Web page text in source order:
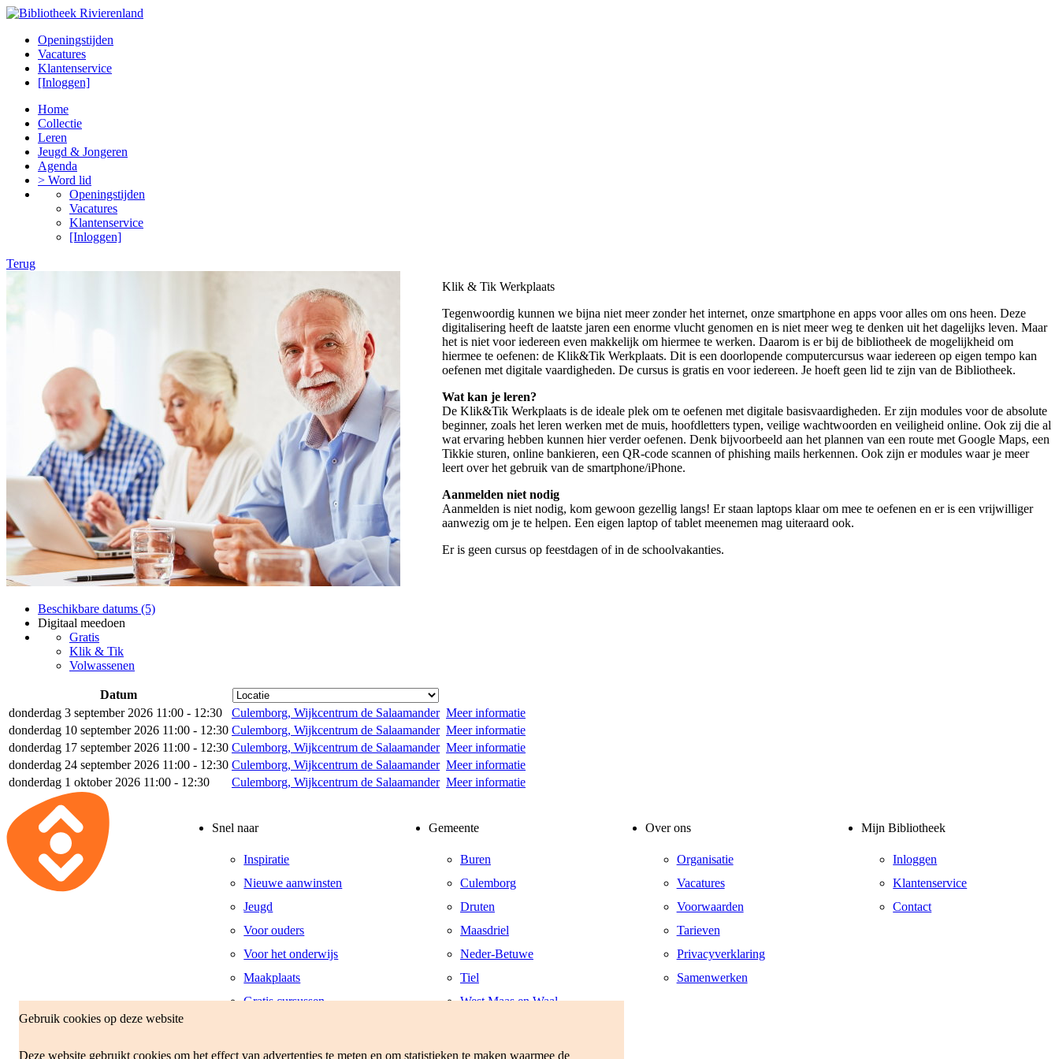
Gebruik cookies op deze website
Deze website gebruikt cookies om het effect van advertenties te meten en om statistieken te maken waarmee de
Openingstijden
Vacatures
Klantenservice
[Inloggen]
Home
Collectie
Leren
Jeugd & Jongeren
Agenda
> Word lid
Openingstijden
Vacatures
Klantenservice
[Inloggen]
Terug
Beschikbare datums (5)
Digitaal meedoen
Gratis
Klik & Tik
Volwassenen
Klik & Tik Werkplaats
Tegenwoordig kunnen we bijna niet meer zonder het internet, onze smartphone en apps voor alles om ons heen. Deze
digitalisering heeft de laatste jaren een enorme vlucht genomen en is niet meer weg te denken uit het dagelijks leven. Maar
het is niet voor iedereen even makkelijk om hiermee te werken. Daarom is er bij de bibliotheek de mogelijkheid om
hiermee te oefenen: de Klik&Tik Werkplaats. Dit is een doorlopende computercursus waar iedereen op eigen tempo kan
oefenen met digitale vaardigheden. De cursus is gratis en voor iedereen. Je hoeft geen lid te zijn van de Bibliotheek.
Wat kan je leren?
De Klik&Tik Werkplaats is de ideale plek om te oefenen met digitale basisvaardigheden. Er zijn modules voor de absolute
beginner, zoals het leren werken met de muis, hoofdletters typen, veilige wachtwoorden en veiligheid online. Ook zij die al
wat ervaring hebben kunnen hier verder oefenen. Denk bijvoorbeeld aan het plannen van een route met Google Maps, een
Tikkie sturen, online bankieren, een QR-code scannen of phishing mails herkennen. Ook zijn er modules waar je meer
leert over het gebruik van de smartphone/iPhone.
Aanmelden niet nodig
Aanmelden is niet nodig, kom gewoon gezellig langs! Er staan laptops klaar om mee te oefenen en er is een vrijwilliger
aanwezig om je te helpen. Een eigen laptop of tablet meenemen mag uiteraard ook.
Er is geen cursus op feestdagen of in de schoolvakanties.
Datum
donderdag 3 september 2026 11:00 - 12:30
Culemborg, Wijkcentrum de Salaamander Meer informatie
donderdag 10 september 2026 11:00 - 12:30 Culemborg, Wijkcentrum de Salaamander Meer informatie
donderdag 17 september 2026 11:00 - 12:30 Culemborg, Wijkcentrum de Salaamander Meer informatie
donderdag 24 september 2026 11:00 - 12:30 Culemborg, Wijkcentrum de Salaamander Meer informatie
donderdag 1 oktober 2026 11:00 - 12:30
Culemborg, Wijkcentrum de Salaamander Meer informatie
Snel naar
Inspiratie
Nieuwe aanwinsten
Jeugd
Voor ouders
Voor het onderwijs
Maakplaats
Gratis cursussen
Gemeente
Buren
Culemborg
Druten
Maasdriel
Neder-Betuwe
Tiel
West Maas en Waal
Zaltbommel
Over ons
Organisatie
Vacatures
Voorwaarden
Tarieven
Privacyverklaring
Samenwerken
Mijn Bibliotheek
Inloggen
Klantenservice
Contact